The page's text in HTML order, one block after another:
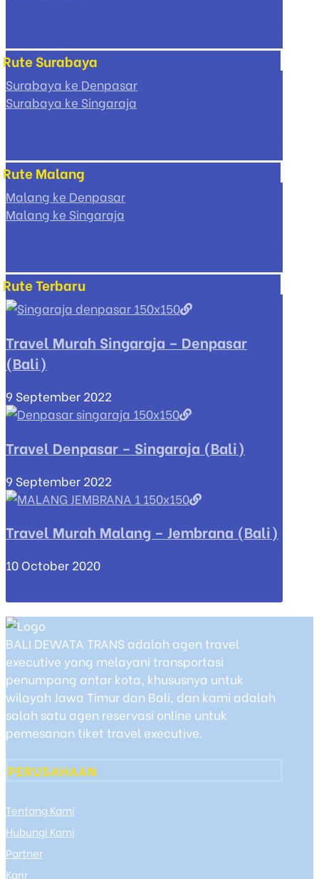
Rute Surabaya
Surabaya ke Denpasar
Surabaya ke Singaraja
Rute Malang
Malang ke Denpasar
Malang ke Singaraja
Rute Terbaru
Travel Murah Singaraja – Denpasar
(Bali)
9 September 2022
Travel Denpasar – Singaraja (Bali)
9 September 2022
Travel Murah Malang – Jembrana (Bali)
10 October 2020
BALI DEWATA TRANS adalah agen travel
executive yang melayani transportasi
penumpang antar kota, khususnya untuk
wilayah Jawa Timur dan Bali, dan kami adalah
salah satu agen reservasi online untuk
pemesanan tiket travel executive.
PERUSAHAAN
Tentang Kami
Hubungi Kami
Partner
Karir